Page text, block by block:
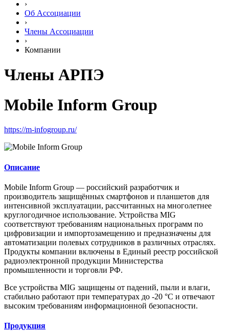
›
Об Ассоциации
›
Члены Ассоциации
›
Компании
Члены АРПЭ
Mobile Inform Group
https://m-infogroup.ru/
Описание
Mobile Inform Group — российский разработчик и
производитель защищённых смартфонов и планшетов для
интенсивной эксплуатации, рассчитанных на многолетнее
круглогодичное использование. Устройства MIG
соответствуют требованиям национальных программ по
цифровизации и импортозамещению и предназначены для
автоматизации полевых сотрудников в различных отраслях.
Продукты компании включены в Единый реестр российской
радиоэлектронной продукции Министерства
промышленности и торговли РФ.
Все устройства MIG защищены от падений, пыли и влаги,
стабильно работают при температурах до -20 °С и отвечают
высоким требованиям информационной безопасности.
Продукция